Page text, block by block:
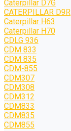
Caterpillar D7G
CATERPILLAR D9R
Caterpillar H63
Caterpillar H70
CDLG 936
CDM 833
CDM 835
CDM-855
CDM307
CDM308
CDM312
CDM833
CDM835
CDM855